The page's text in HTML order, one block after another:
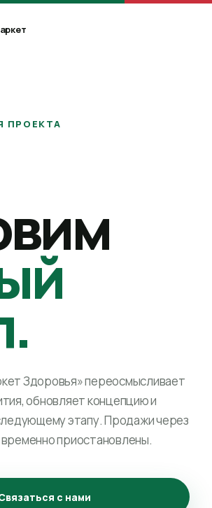
ПРОЕКТА
Здоровья» переосмысливает
обновляет концепцию и
этапу. Продажи через
приостановлены.
с нами